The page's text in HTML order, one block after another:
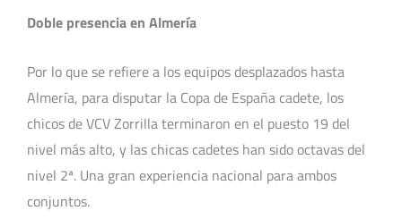
Doble presencia en Almería
Por lo que se refiere a los equipos desplazados hasta
Almería, para disputar la Copa de España cadete, los
chicos de VCV Zorrilla terminaron en el puesto 19 del
nivel más alto, y las chicas cadetes han sido octavas del
nivel 2ª. Una gran experiencia nacional para ambos
conjuntos.